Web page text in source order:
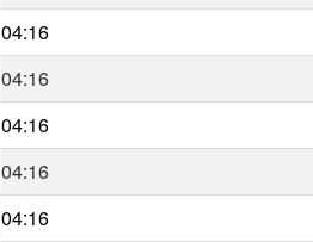
04:16
04:16
04:16
04:16
04:16